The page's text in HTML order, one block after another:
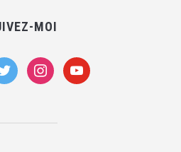
MOI
instagramyoutube